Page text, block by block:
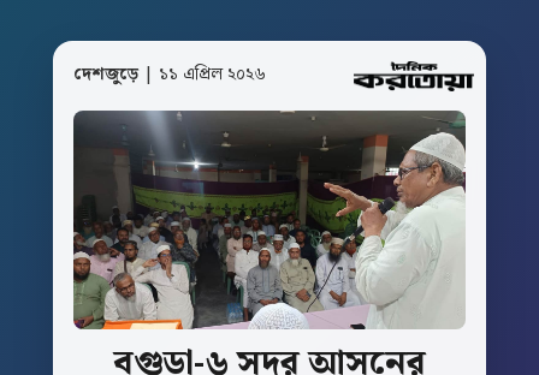
দেশজুড়ে| ১১ এপ্রিল ২০২৬
বগুড়া-৬সদরআসনের